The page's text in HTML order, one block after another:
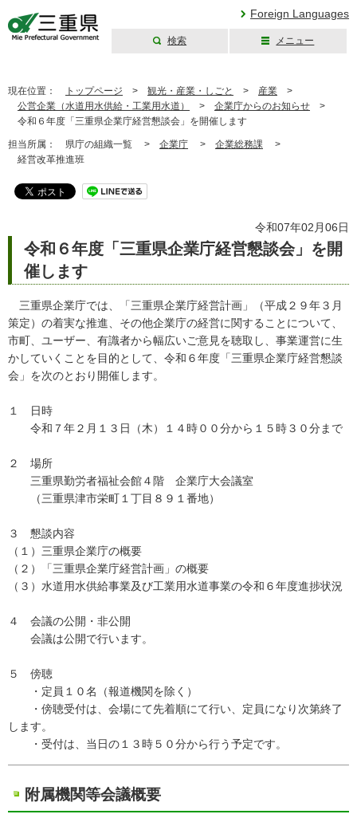
Foreign Languages
検索 メニュー
現在位置： トップページ > 観光・産業・しごと > 産業 >
公営企業（水道用水供給・工業用水道）
> 企業庁からのお知らせ >
令和６年度「三重県企業庁経営懇談会」を開催します
担当所属： 県庁の組織一覧 > 企業庁 > 企業総務課 >
経営改革推進班
令和07年02月06日
令和６年度「三重県企業庁経営懇談会」を開
催します
三重県企業庁では、「三重県企業庁経営計画」（平成２９年３月
策定）の着実な推進、その他企業庁の経営に関することについて、
市町、ユーザー、有識者から幅広いご意見を聴取し、事業運営に生
かしていくことを目的として、令和６年度「三重県企業庁経営懇談
会」を次のとおり開催します。
１ 日時
令和７年２月１３日（木）１４時００分から１５時３０分まで
２ 場所
三重県勤労者福祉会館４階 企業庁大会議室
（三重県津市栄町１丁目８９１番地）
３ 懇談内容
（１）三重県企業庁の概要
（２）「三重県企業庁経営計画」の概要
（３）水道用水供給事業及び工業用水道事業の令和６年度進捗状況
４ 会議の公開・非公開
会議は公開で行います。
５ 傍聴
・定員１０名（報道機関を除く）
・傍聴受付は、会場にて先着順にて行い、定員になり次第終了
します。
・受付は、当日の１３時５０分から行う予定です。
附属機関等会議概要